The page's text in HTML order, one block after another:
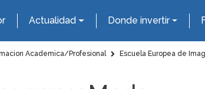
Actualidad Donde invertir
Academica/Profesional Escuela Europea de